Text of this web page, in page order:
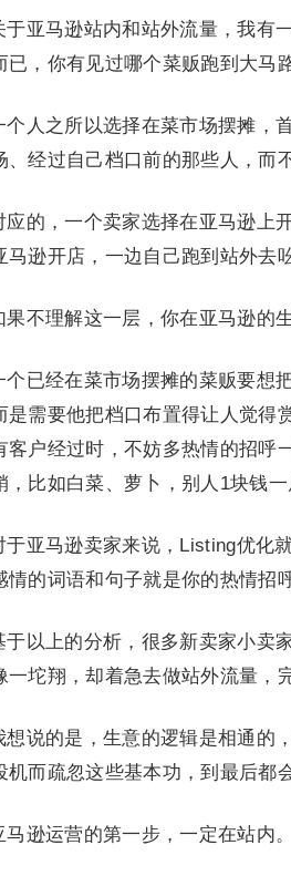
于亚马逊站内和站外流量，我有
已，你有见过哪个菜贩跑到大马
个人之所以选择在菜市场摆摊，
、经过自己档口前的那些人，而
应的，一个卖家选择在亚马逊上
马逊开店，一边自己跑到站外去
果不理解这一层，你在亚马逊的
个已经在菜市场摆摊的菜贩要想
是需要他把档口布置得让人觉得
客户经过时，不妨多热情的招呼
，比如白菜、萝卜，别人1块钱一
于亚马逊卖家来说，Listing优化
情的词语和句子就是你的热情招
于以上的分析，很多新卖家小卖
一坨翔，却着急去做站外流量，
想说的是，生意的逻辑是相通的
机而疏忽这些基本功，到最后都
马逊运营的第一步，一定在站内。